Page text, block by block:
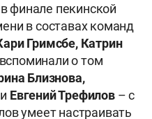
финале пекинской
в составах команд
Гримсбе, Катрин
о том
Близнова,
Евгений Трефилов– с
умеет настраивать